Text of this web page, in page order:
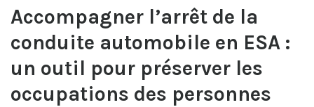
Accompagner l’arrêt de la
conduite automobile en ESA :
un outil pour préserver les
occupations des personnes